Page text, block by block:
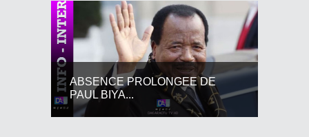
ABSENCE PROLONGEE DE
PAUL BIYA...